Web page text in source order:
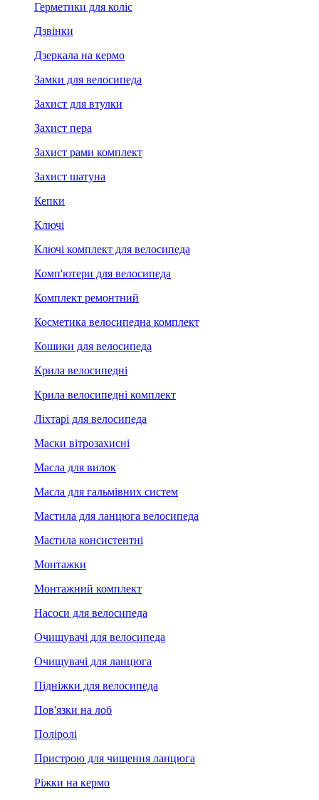
Герметики для коліс
Дзвінки
Дзеркала на кермо
Замки для велосипеда
Захист для втулки
Захист пера
Захист рами комплект
Захист шатуна
Кепки
Ключі
Ключі комплект для велосипеда
Комп'ютери для велосипеда
Комплект ремонтний
Косметика велосипедна комплект
Кошики для велосипеда
Крила велосипедні
Крила велосипедні комплект
Ліхтарі для велосипеда
Маски вітрозахисні
Масла для вилок
Масла для гальмівних систем
Мастила для ланцюга велосипеда
Мастила консистентні
Монтажки
Монтажний комплект
Насоси для велосипеда
Очищувачі для велосипеда
Очищувачі для ланцюга
Підніжки для велосипеда
Пов'язки на лоб
Поліролі
Пристрою для чищення ланцюга
Ріжки на кермо